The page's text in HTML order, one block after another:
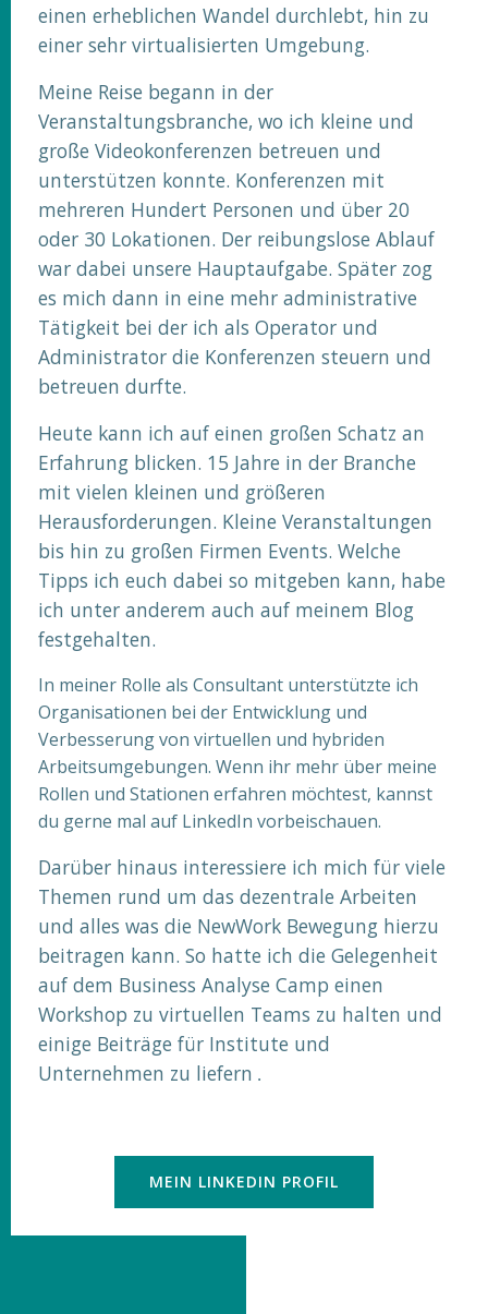
einen erheblichen Wandel durchlebt, hin zu
einer sehr virtualisierten Umgebung.
Meine Reise begann in der
Veranstaltungsbranche, wo ich kleine und
große Videokonferenzen betreuen und
unterstützen konnte. Konferenzen mit
mehreren Hundert Personen und über 20
oder 30 Lokationen. Der reibungslose Ablauf
war dabei unsere Hauptaufgabe. Später zog
es mich dann in eine mehr administrative
Tätigkeit bei der ich als Operator und
Administrator die Konferenzen steuern und
betreuen durfte.
Heute kann ich auf einen großen Schatz an
Erfahrung blicken. 15 Jahre in der Branche
mit vielen kleinen und größeren
Herausforderungen. Kleine Veranstaltungen
bis hin zu großen Firmen Events. Welche
Tipps ich euch dabei so mitgeben kann, habe
ich unter anderem auch auf meinem Blog
festgehalten.
In meiner Rolle als Consultant unterstützte ich
Organisationen bei der Entwicklung und
Verbesserung von virtuellen und hybriden
Arbeitsumgebungen. Wenn ihr mehr über meine
Rollen und Stationen erfahren möchtest, kannst
du gerne mal auf LinkedIn vorbeischauen.
Darüber hinaus interessiere ich mich für viele
Themen rund um das dezentrale Arbeiten
und alles was die NewWork Bewegung hierzu
beitragen kann. So hatte ich die Gelegenheit
auf dem Business Analyse Camp einen
Workshop zu virtuellen Teams zu halten und
einige Beiträge für Institute und
Unternehmen zu liefern .
MEIN LINKEDIN PROFIL